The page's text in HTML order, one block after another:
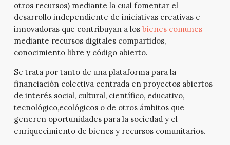
otros recursos) mediante la cual fomentar el
desarrollo independiente de iniciativas creativas e
innovadoras que contribuyan a los bienes comunes
mediante recursos digitales compartidos,
conocimiento libre y código abierto.
Se trata por tanto de una plataforma para la
financiación colectiva centrada en proyectos abiertos
de interés social, cultural, científico, educativo,
tecnológico,ecológicos o de otros ámbitos que
generen oportunidades para la sociedad y el
enriquecimiento de bienes y recursos comunitarios.